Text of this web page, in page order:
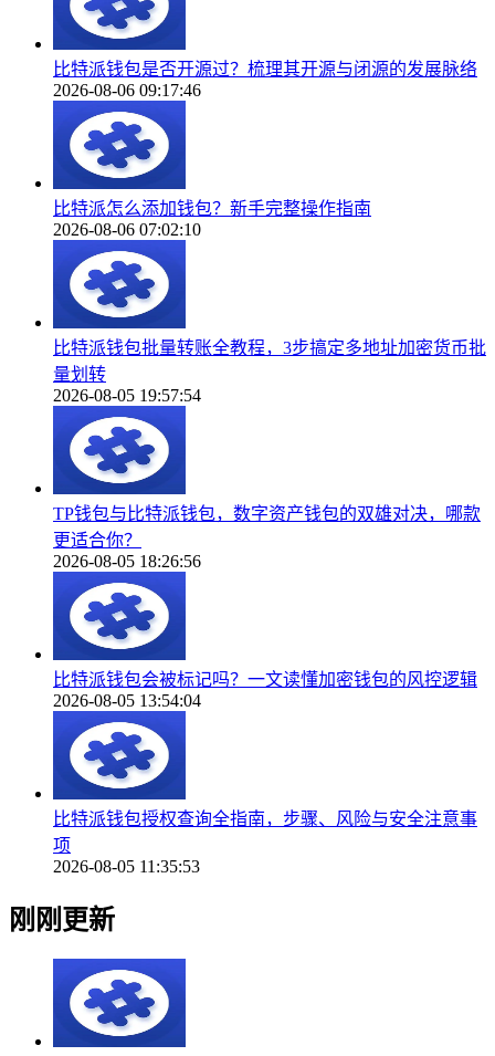
比特派钱包是否开源过？梳理其开源与闭源的发展脉络
2026-08-06 09:17:46
比特派怎么添加钱包？新手完整操作指南
2026-08-06 07:02:10
比特派钱包批量转账全教程，3步搞定多地址加密货币批
量划转
2026-08-05 19:57:54
TP钱包与比特派钱包，数字资产钱包的双雄对决，哪款
更适合你？
2026-08-05 18:26:56
比特派钱包会被标记吗？一文读懂加密钱包的风控逻辑
2026-08-05 13:54:04
比特派钱包授权查询全指南，步骤、风险与安全注意事
项
2026-08-05 11:35:53
刚刚更新